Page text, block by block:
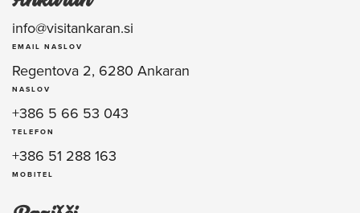
info@visitankaran.si
EMAIL NASLOV
Regentova 2, 6280 Ankaran
NASLOV
+386 5 66 53 043
TELEFON
+386 51 288 163
MOBITEL